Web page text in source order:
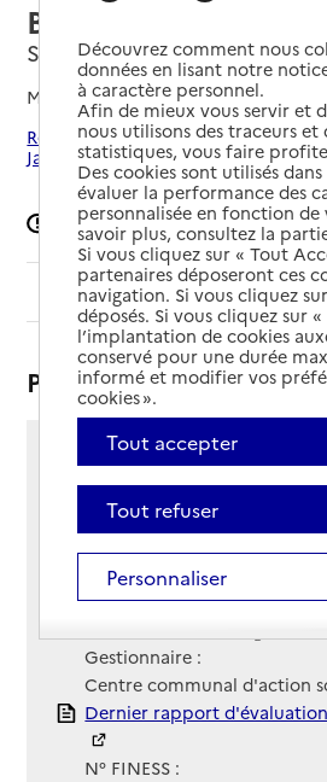
Beauvoir
Saint-Médard-en-Jalles,
Mis à jour le05/06/2026
Rechercher les établissements
Jalles
Signaler une erreur
Sommaire
Présentation
29 allée du Preuilha
33160 - Saint-Médard-en-
Voir itinéraire
05 56 70 13 63
Contact
Contact
Gestionnaire :
Centre communal d'action
Rapport HAS
Dernier rapport
N° FINESS :
Découvrez comment nous
données en lisant notre
à caractère personnel.
Afin de mieux vous servir et
nous utilisons des traceurs et
statistiques, vous faire
Des cookies sont utilisés
évaluer la performance des
personnalisée en fonction
savoir plus, consultez la
Si vous cliquez sur « Tout
partenaires déposeront ces
navigation. Si vous cliquez
déposés. Si vous cliquez sur
l’implantation de cookies
conservé pour une durée
informé et modifier vos
cookies ».
Tout accepter
Tout refuser
Personnaliser